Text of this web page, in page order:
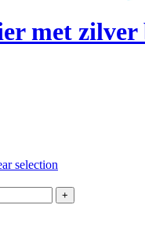
met zilver
selection